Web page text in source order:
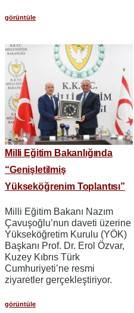
görüntüle
Milli Eğitim Bakanlığında
“Genişletilmiş
Yükseköğrenim Toplantısı”
Milli Eğitim Bakanı Nazım
Çavuşoğlu’nun daveti üzerine
Yükseköğretim Kurulu (YÖK)
Başkanı Prof. Dr. Erol Özvar,
Kuzey Kıbrıs Türk
Cumhuriyeti’ne resmi
ziyaretler gerçekleştiriyor.
görüntüle